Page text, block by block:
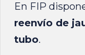
En FIP
reenvío de
tubo.